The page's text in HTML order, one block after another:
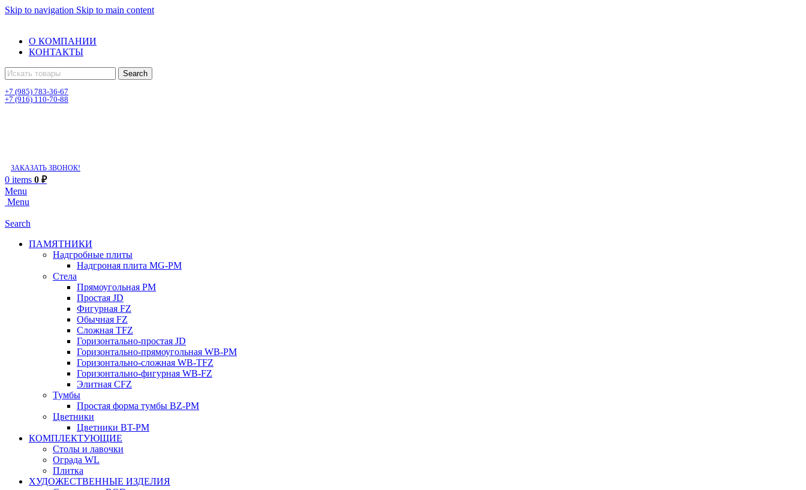
Skip to navigation Skip to main content
О КОМПАНИИ
КОНТАКТЫ
Search
+7 (985) 783-36-67
+7 (916) 110-70-88
ЗАКАЗАТЬ ЗВОНОК!
0 items 0 ₽
Menu
Menu
Search
ПАМЯТНИКИ
Надгробные плиты
Надгроная плита MG-PM
Стела
Прямоугольная РМ
Простая JD
Фигурная FZ
Обычная FZ
Сложная ТFZ
Горизонтально-простая JD
Горизонтально-прямоугольная WB-PM
Горизонтально-сложная WB-TFZ
Горизонтально-фигурная WB-FZ
Элитная CFZ
Тумбы
Простая форма тумбы BZ-PM
Цветники
Цветники BT-PM
КОМПЛЕКТУЮЩИЕ
Столы и лавочки
Ограда WL
Плитка
ХУДОЖЕСТВЕННЫЕ ИЗДЕЛИЯ